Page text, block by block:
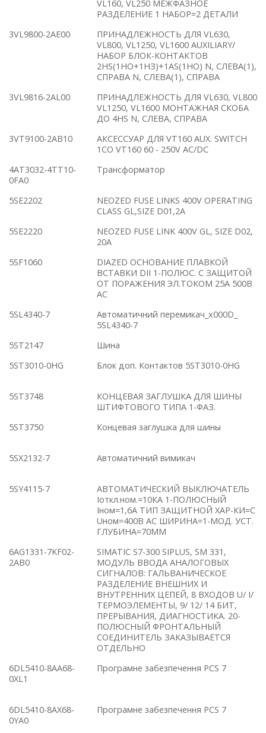
VL160, VL250 МЕЖФАЗНОЕ
РАЗДЕЛЕНИЕ 1 НАБОР=2 ДЕТАЛИ
3VL9800-2AE00
ПРИНАДЛЕЖНОСТЬ ДЛЯ VL630,
VL800, VL1250, VL1600 AUXILIARY/
НАБОР БЛОК-КОНТАКТОВ
2HS(1НO+1НЗ)+1AS(1НO) N, СЛЕВА(1),
СПРАВА N, СЛЕВА(1), СПРАВА
3VL9816-2AL00
ПРИНАДЛЕЖНОСТЬ ДЛЯ VL630, VL800
VL1250, VL1600 МОНТАЖНАЯ СКОБА
ДО 4HS N, СЛЕВА, СПРАВА
3VT9100-2AB10
АКСЕССУАР ДЛЯ VT160 AUX. SWITCH
1CO VT160 60 - 250V AC/DC
4AT3032-4TT10-
0FA0
Трансформатор
5SE2202
NEOZED FUSE LINKS 400V OPERATING
CLASS GL,SIZE D01,2A
5SE2220
NEOZED FUSE LINK 400V GL, SIZE D02,
20A
5SF1060
DIAZED ОСНОВАНИЕ ПЛАВКОЙ
ВСТАВКИ DII 1-ПОЛЮС. С ЗАЩИТОЙ
ОТ ПОРАЖЕНИЯ ЭЛ.ТОКОМ 25A 500В
AC
5SL4340-7
Автоматичний перемикач_x000D_
5SL4340-7
5ST2147
Шина
5ST3010-0HG
Блок доп. Контактов 5ST3010-0HG
5ST3748
КОНЦЕВАЯ ЗАГЛУШКА ДЛЯ ШИНЫ
ШТИФТОВОГО ТИПА 1-ФАЗ.
5ST3750
Концевая заглушка для шины
5SX2132-7 Автоматичний вимикач
5SY4115-7
АВТОМАТИЧЕСКИЙ ВЫКЛЮЧАТЕЛЬ
Iоткл.ном.=10КА 1-ПОЛЮСНЫЙ
Iном=1,6А ТИП ЗАЩИТНОЙ ХАР-КИ=C
Uном=400В АС ШИРИНА=1-МОД. УСТ.
ГЛУБИНА=70ММ
6AG1331-7KF02-
2AB0
SIMATIC S7-300 SIPLUS, SM 331,
МОДУЛЬ ВВОДА АНАЛОГОВЫХ
СИГНАЛОВ: ГАЛЬВАНИЧЕСКОЕ
РАЗДЕЛЕНИЕ ВНЕШНИХ И
ВНУТРЕННИХ ЦЕПЕЙ, 8 ВХОДОВ U/ I/
ТЕРМОЭЛЕМЕНТЫ, 9/ 12/ 14 БИТ,
ПРЕРЫВАНИЯ, ДИАГНОСТИКА. 20-
ПОЛЮСНЫЙ ФРОНТАЛЬНЫЙ
СОЕДИНИТЕЛЬ ЗАКАЗЫВАЕТСЯ
ОТДЕЛЬНО
6DL5410-8AA68-
0XL1
Програмне забезпечення PCS 7
6DL5410-8AX68-
0YA0
Програмне забезпечення PCS 7